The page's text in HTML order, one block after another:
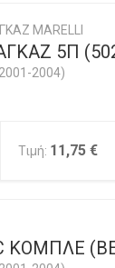
MARELLI
5Π
2004)
Τιμή: 11,75 €
ΚΟΜΠΛΕ